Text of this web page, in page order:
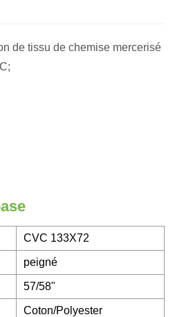
de tissu de chemise mercerisé
CVC 133X72
peigné
57/58"
Coton/Polyester